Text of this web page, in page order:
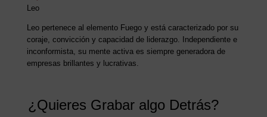
Leo
Leo pertenece al elemento Fuego y está caracterizado por su
coraje, convicción y capacidad de liderazgo. Independiente e
inconformista, su mente activa es siempre generadora de
empresas brillantes y lucrativas.
¿Quieres Grabar algo Detrás?